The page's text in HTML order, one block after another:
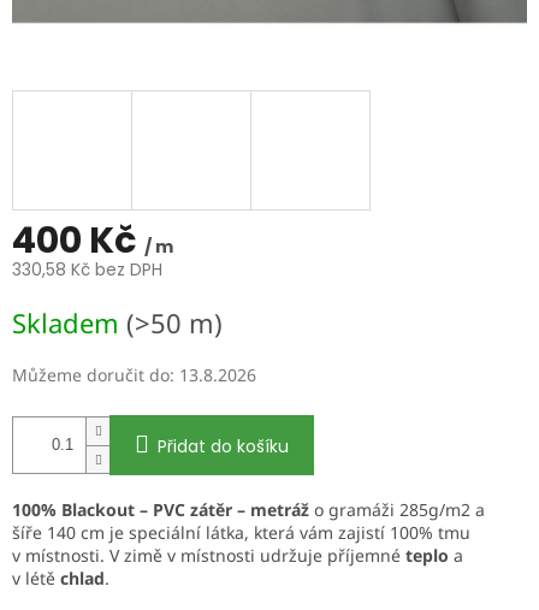
400 Kč / m
330,58 Kč bez DPH
cena:
Skladem (>50 m)
Můžeme doručit do: 13.8.2026
Přidat do košíku
100% Blackout – PVC zátěr – metráž o gramáži 285g/m2 a
šíře 140 cm je speciální látka, která vám zajistí 100% tmu
v místnosti. V zimě v místnosti udržuje příjemné teplo a
v létě chlad.